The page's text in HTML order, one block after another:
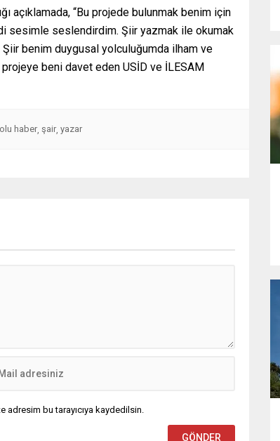
açıklamada, “Bu projede bulunmak benim için
sesimle seslendirdim. Şiir yazmak ile okumak
Şiir benim duygusal yolculuğumda ilham ve
beni davet eden USİD ve İLESAM
haber, şair, yazar
adresim bu tarayıcıya kaydedilsin.